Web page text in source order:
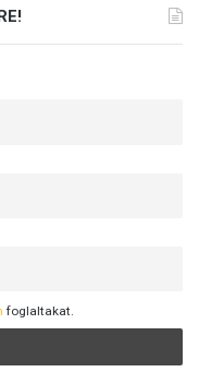
foglaltakat.